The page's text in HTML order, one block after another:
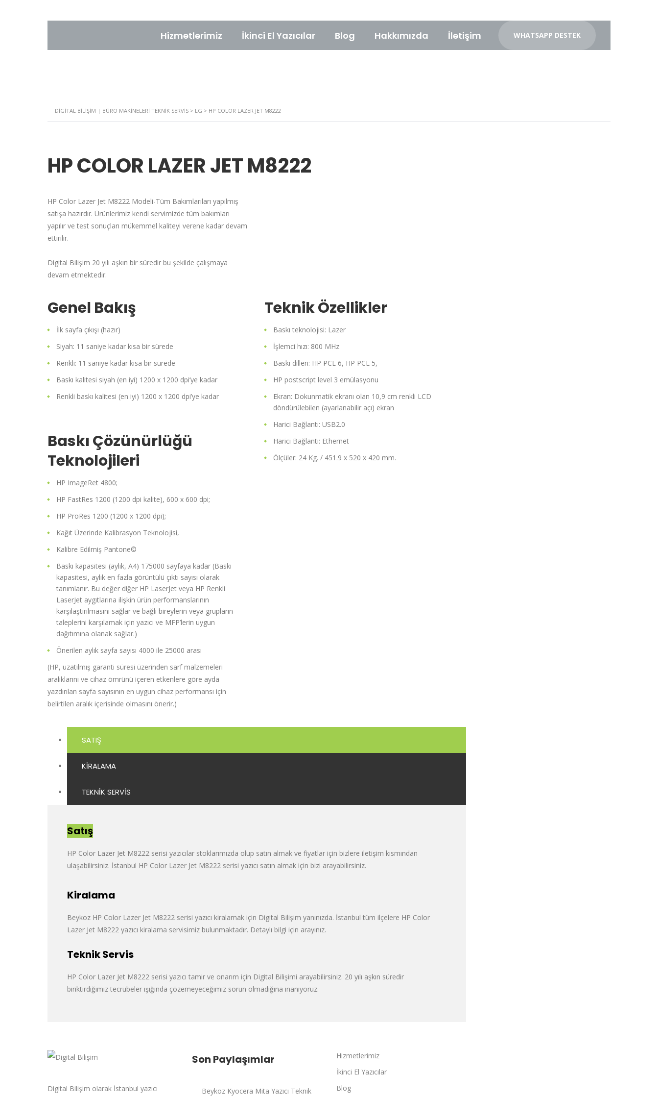
Hizmetlerimiz İkinci El Yazıcılar Blog Hakkımızda İletişim WHATSAPP DESTEK
DIGITAL BILIŞIM | BÜRO MAKINELERI TEKNIK SERVIS > LG > HP COLOR LAZER JET M8222
HP COLOR LAZER JET M8222
HP Color Lazer Jet M8222 Modeli-Tüm Bakımlarıları yapılmış
satışa hazırdır. Ürünlerimiz kendi servimizde tüm bakımları
yapılır ve test sonuçları mükemmel kaliteyi verene kadar devam
ettirilir.
Digital Bilişim 20 yılı aşkın bir süredir bu şekilde çalışmaya
devam etmektedir.
Genel Bakış
İlk sayfa çıkışı (hazır)
Siyah: 11 saniye kadar kısa bir sürede
Renkli: 11 saniye kadar kısa bir sürede
Baskı kalitesi siyah (en iyi) 1200 x 1200 dpi’ye kadar
Renkli baskı kalitesi (en iyi) 1200 x 1200 dpi’ye kadar
Baskı Çözünürlüğü
Teknolojileri
HP ImageRet 4800;
HP FastRes 1200 (1200 dpi kalite), 600 x 600 dpi;
HP ProRes 1200 (1200 x 1200 dpi);
Kağıt Üzerinde Kalibrasyon Teknolojisi,
Kalibre Edilmiş Pantone©
Baskı kapasitesi (aylık, A4) 175000 sayfaya kadar (Baskı
kapasitesi, aylık en fazla görüntülü çıktı sayısı olarak
tanımlanır. Bu değer diğer HP LaserJet veya HP Renkli
LaserJet aygıtlarına ilişkin ürün performanslarının
karşılaştırılmasını sağlar ve bağlı bireylerin veya grupların
taleplerini karşılamak için yazıcı ve MFP’lerin uygun
dağıtımına olanak sağlar.)
Önerilen aylık sayfa sayısı 4000 ile 25000 arası
(HP, uzatılmış garanti süresi üzerinden sarf malzemeleri
aralıklarını ve cihaz ömrünü içeren etkenlere göre ayda
yazdırılan sayfa sayısının en uygun cihaz performansı için
belirtilen aralık içerisinde olmasını önerir.)
Teknik Özellikler
Baskı teknolojisi: Lazer
İşlemci hızı: 800 MHz
Baskı dilleri: HP PCL 6, HP PCL 5,
HP postscript level 3 emülasyonu
Ekran: Dokunmatik ekranı olan 10,9 cm renkli LCD
döndürülebilen (ayarlanabilir açı) ekran
Harici Bağlantı: USB2.0
Harici Bağlantı: Ethernet
Ölçüler: 24 Kg. / 451.9 x 520 x 420 mm.
SATIŞ
KIRALAMA
TEKNIK SERVIS
Satış
HP Color Lazer Jet M8222 serisi yazıcılar stoklarımızda olup satın almak ve fiyatlar için bizlere iletişim kısmından
ulaşabilirsiniz. İstanbul HP Color Lazer Jet M8222 serisi yazıcı satın almak için bizi arayabilirsiniz.
Kiralama
Beykoz HP Color Lazer Jet M8222 serisi yazıcı kiralamak için Digital Bilişim yanınızda. İstanbul tüm ilçelere HP Color
Lazer Jet M8222 yazıcı kiralama servisimiz bulunmaktadır. Detaylı bilgi için arayınız.
Teknik Servis
HP Color Lazer Jet M8222 serisi yazıcı tamir ve onarım için Digital Bilişimi arayabilirsiniz. 20 yılı aşkın süredir
biriktirdiğimiz tecrübeler ışığında çözemeyeceğimiz sorun olmadığına inanıyoruz.
Digital Bilişim olarak İstanbul yazıcı
Son Paylaşımlar
Beykoz Kyocera Mita Yazıcı Teknik
Hizmetlerimiz
İkinci El Yazıcılar
Blog